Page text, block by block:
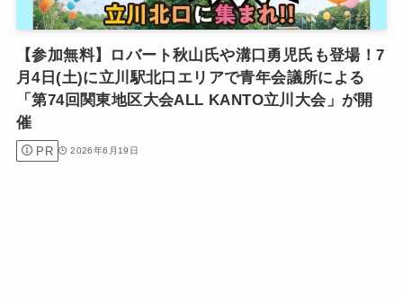
【参加無料】ロバート秋山氏や溝口勇児氏も登場！7
月4日(土)に立川駅北口エリアで青年会議所による
「第74回関東地区大会ALL KANTO立川大会」が開
催
PR 2026年6月19日